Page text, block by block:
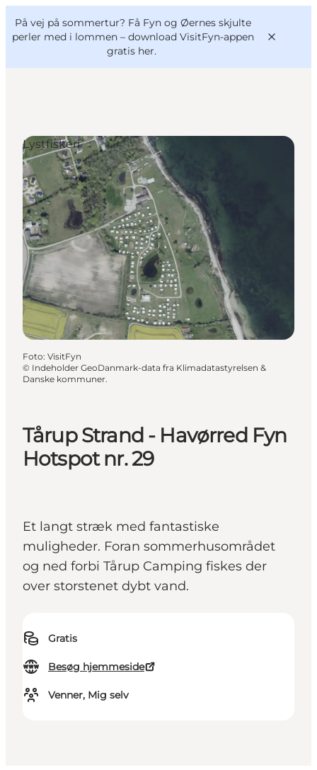
På vej på sommertur? Få Fyn og Øernes skjulte
perler med i lommen – download VisitFyn-appen
gratis her.
Oplevelser
Outdoor
Mad og drikke
Overnatning
Book lokale oplevelser
VisitFyn
Deutsch
Tårup Strand - Havørred Fyn
Hotspot nr. 29
Et langt stræk med fantastiske
muligheder. Foran sommerhusområdet
og ned forbi Tårup Camping fiskes der
over storstenet dybt vand.
Gratis
Besøg hjemmeside
Venner, Mig selv
Lystfiskeri
Foto: VisitFyn
© Indeholder GeoDanmark-data fra Klimadatastyrelsen &
Danske kommuner.